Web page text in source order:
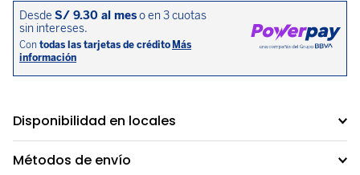
Disponibilidad en locales
Métodos de envío